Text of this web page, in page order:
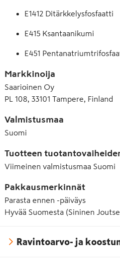
E1412 Ditärkkelysfosfaatti
E415 Ksantaanikumi
E451
Markkinoija
Saarioinen Oy
PL 108, 33101 Tampere, Finland
Valmistusmaa
Suomi
Tuotteen
Viimeinen valmistusmaa Suomi
Pakkausmerkinnät
Parasta ennen -päiväys
Hyvää Suomesta (Sininen
Ravintoarvo- ja